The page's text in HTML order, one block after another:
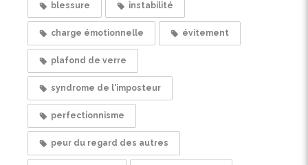
blessure instabilité
charge émotionnelle évitement
plafond de verre
syndrome de l'imposteur
perfectionnisme
peur du regard des autres